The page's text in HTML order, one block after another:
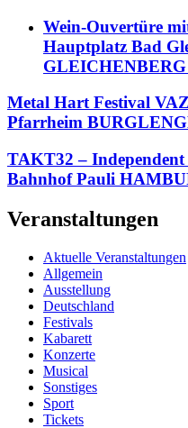
Wein-Ouvertüre
Hauptplatz Bad
GLEICHENBERG
Metal Hart Festival
Pfarrheim
TAKT32 –
Bahnhof Pauli
Veranstaltungen
Aktuelle Veranstaltungen
Allgemein
Ausstellung
Deutschland
Festivals
Kabarett
Konzerte
Musical
Sonstiges
Sport
Tickets